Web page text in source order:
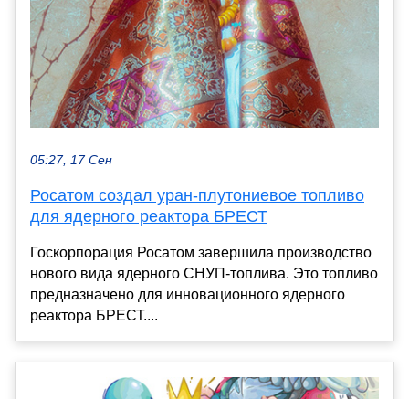
05:27, 17 Сен
Росатом создал уран-плутониевое топливо
для ядерного реактора БРЕСТ
Госкорпорация Росатом завершила производство
нового вида ядерного СНУП-топлива. Это топливо
предназначено для инновационного ядерного
реактора БРЕСТ....